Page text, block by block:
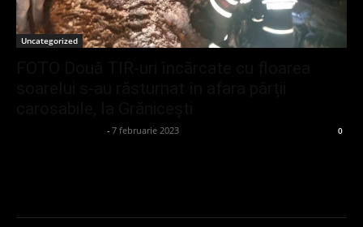
Uncategorized
- 7 februarie 2023 0